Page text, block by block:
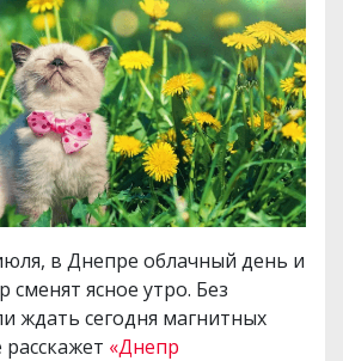
в Днепре облачный день и
сменят ясное утро. Без
ждать сегодня магнитных
«Днепр